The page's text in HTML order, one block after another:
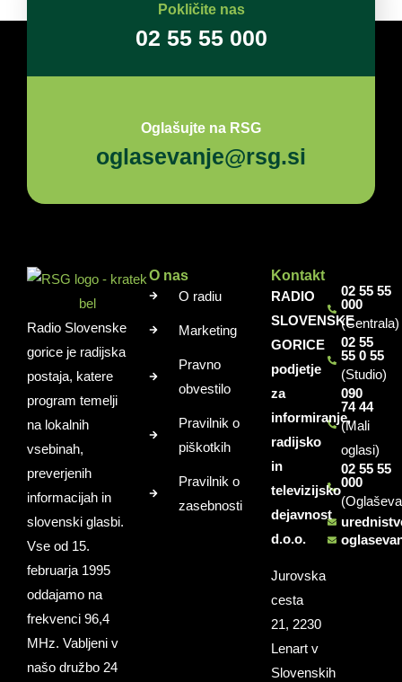
Pokličite nas
02 55 55 000
Oglašujte na RSG
oglasevanje@rsg.si
Radio Slovenske
gorice je radijska
postaja, katere
program temelji
na lokalnih
vsebinah,
preverjenih
informacijah in
slovenski glasbi.
Vse od 15.
februarja 1995
oddajamo na
frekvenci 96,4
MHz. Vabljeni v
našo družbo 24
O nas
O radiu
Marketing
Pravno
obvestilo
Pravilnik o
piškotkih
Pravilnik o
zasebnosti
Kontakt
RADIO
SLOVENSKE
GORICE
podjetje
za
informiranje,
radijsko
in
televizijsko
dejavnost
d.o.o.
Jurovska
cesta
21, 2230
Lenart v
Slovenskih
02 55 55
000
(Centrala)
02 55
55 0 55
(Studio)
090
74 44
(Mali
oglasi)
02 55 55
000